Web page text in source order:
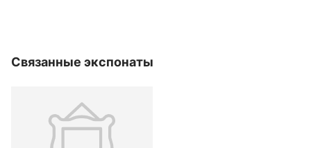
Связанные экспонаты